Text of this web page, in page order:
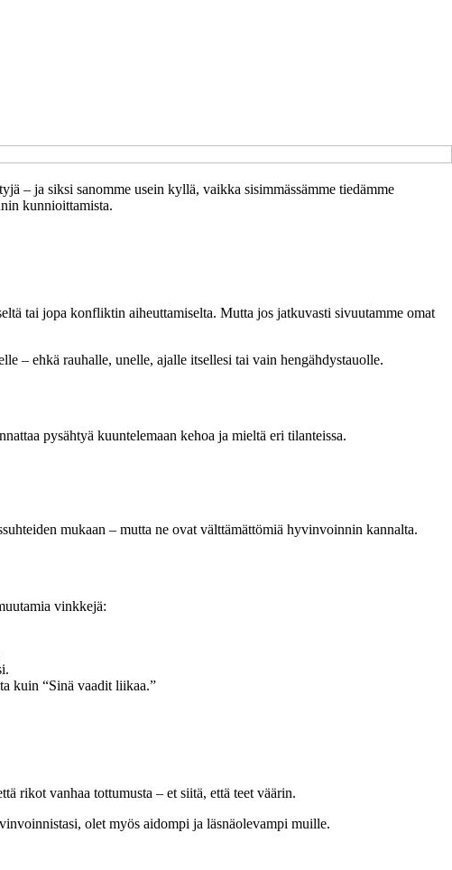
– ja siksi sanomme usein kyllä, vaikka sisimmässämme tiedämme
kunnioittamista.
tai jopa konfliktin aiheuttamiselta. Mutta jos jatkuvasti sivuutamme omat
– ehkä rauhalle, unelle, ajalle itsellesi tai vain hengähdystauolle.
pysähtyä kuuntelemaan kehoa ja mieltä eri tilanteissa.
mukaan – mutta ne ovat välttämättömiä hyvinvoinnin kannalta.
vinkkejä:
kuin “Sinä vaadit liikaa.”
rikot vanhaa tottumusta – et siitä, että teet väärin.
olet myös aidompi ja läsnäolevampi muille.